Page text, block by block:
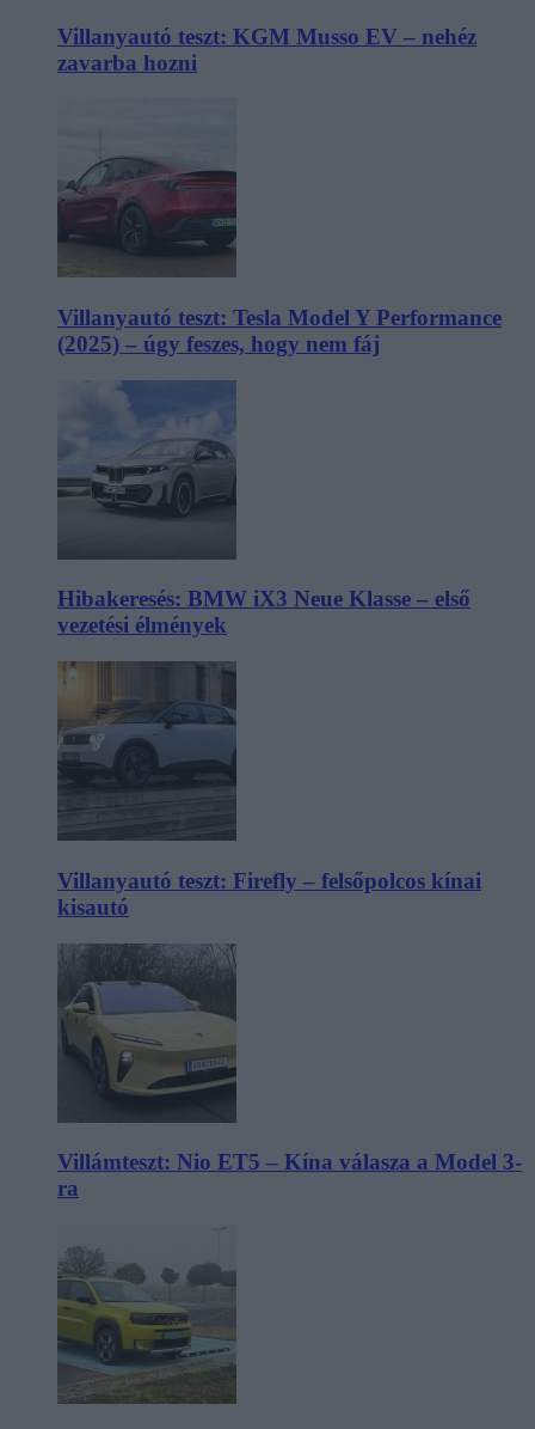
Villanyautó teszt: KGM Musso EV – nehéz
zavarba hozni
Villanyautó teszt: Tesla Model Y Performance
(2025) – úgy feszes, hogy nem fáj
Hibakeresés: BMW iX3 Neue Klasse – első
vezetési élmények
Villanyautó teszt: Firefly – felsőpolcos kínai
kisautó
Villámteszt: Nio ET5 – Kína válasza a Model 3-
ra